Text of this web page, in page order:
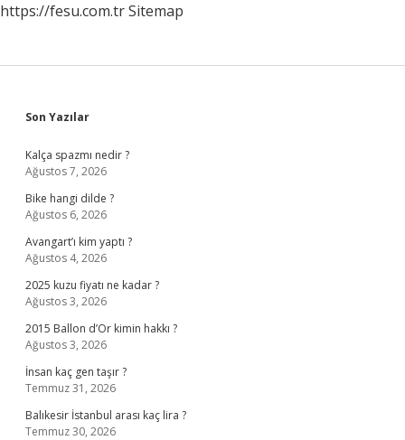
https://fesu.com.trSitemap
Sidebar
Son Yazılar
Kalça spazmı nedir ?
Ağustos 7, 2026
Bike hangi dilde ?
Ağustos 6, 2026
Avangart’ı kim yaptı ?
Ağustos 4, 2026
2025 kuzu fiyatı ne kadar ?
Ağustos 3, 2026
2015 Ballon d’Or kimin hakkı ?
Ağustos 3, 2026
İnsan kaç gen taşır ?
Temmuz 31, 2026
Balıkesir İstanbul arası kaç lira ?
Temmuz 30, 2026